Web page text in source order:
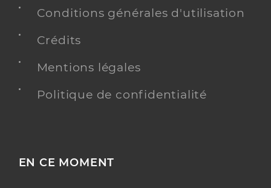
Conditions générales d'utilisation
Crédits
Mentions légales
Politique de confidentialité
EN CE MOMENT